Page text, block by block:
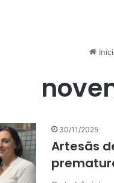
30/11/2025
Artesãs